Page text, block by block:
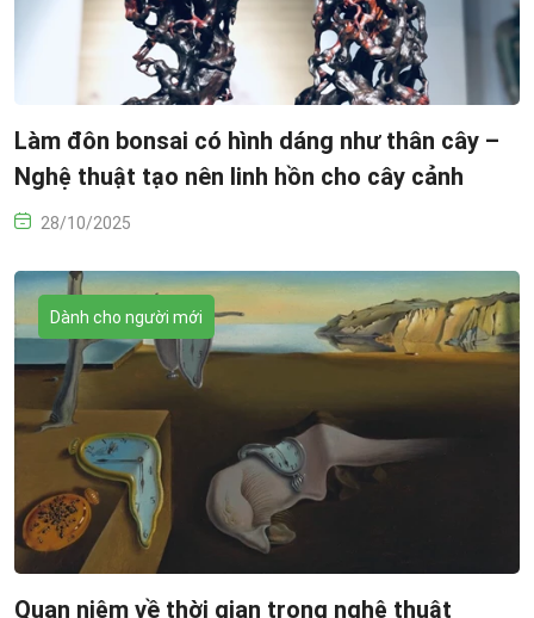
Làm đôn bonsai có hình dáng như thân cây –
Nghệ thuật tạo nên linh hồn cho cây cảnh
28/10/2025
Dành cho người mới
Quan niệm về thời gian trong nghệ thuật